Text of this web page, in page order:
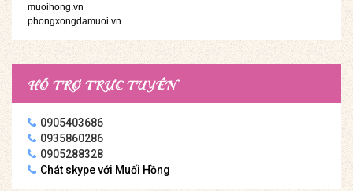
muoihong.vn
phongxongdamuoi.vn
HỖ TRỢ TRỰC TUYẾN
0905403686
0935860286
0905288328
Chát skype với Muối Hồng